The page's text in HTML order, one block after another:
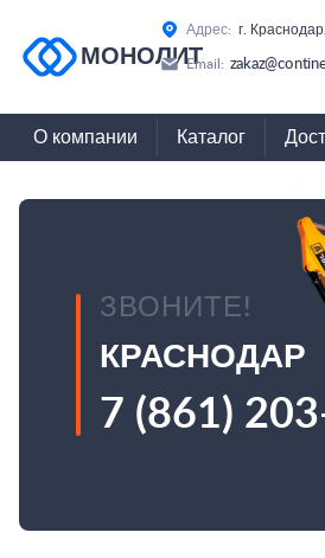
МОНОЛИТ
Адрес: г.
Email:
О компании Каталог
ЗВОНИТЕ!
КРАСНОДАР
7 (861)